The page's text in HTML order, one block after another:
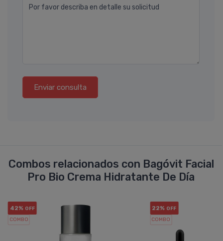
Por favor describa en detalle su solicitud
Enviar consulta
Combos relacionados con Bagóvit Facial
Pro Bio Crema Hidratante De Dí­a
42% OFF
COMBO
22% OFF
COMBO